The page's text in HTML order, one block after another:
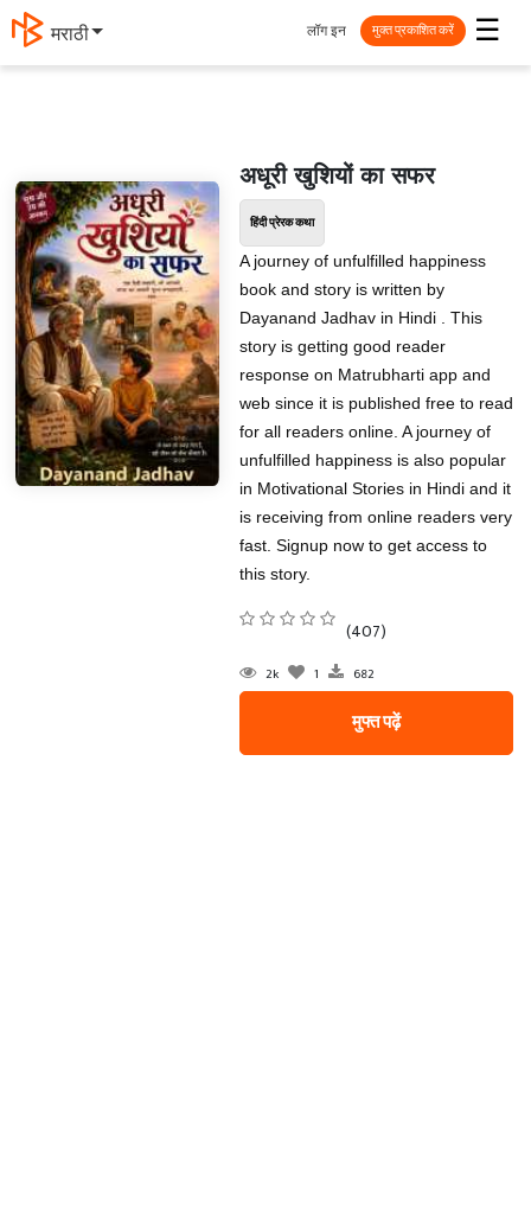
मराठी ☰
लॉग इन मुक्त प्रकाशित करें
अधूरी खुशियों का सफर
हिंदी प्रेरक कथा
A journey of unfulfilled happiness
book and story is written by
Dayanand Jadhav in Hindi . This
story is getting good reader
response on Matrubharti app and
web since it is published free to read
for all readers online. A journey of
unfulfilled happiness is also popular
in Motivational Stories in Hindi and it
is receiving from online readers very
fast. Signup now to get access to
this story.
(407)
2k 1 682
मुफ्त पढ़ें